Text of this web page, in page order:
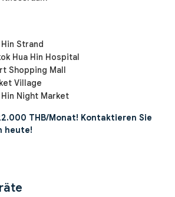
Strand
Hua Hin Hospital
Shopping Mall
Village
Hin Night Market
THB/Monat! Kontaktieren Sie
heute!